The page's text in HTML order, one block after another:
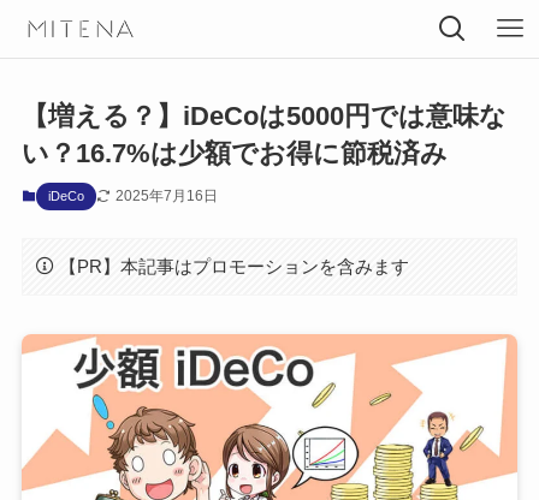
【増える？】iDeCoは5000円では意味な
い？16.7%は少額でお得に節税済み
iDeCo 2025年7月16日
【PR】本記事はプロモーションを含みます